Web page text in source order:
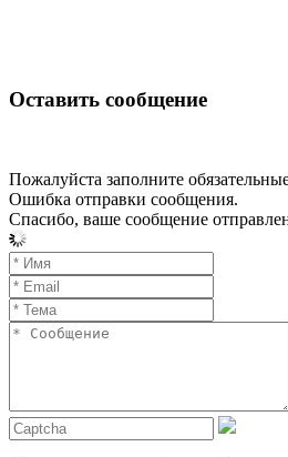
Оставить сообщение
Пожалуйста заполните
Ошибка отправки сообщения.
Спасибо, ваше сообщение